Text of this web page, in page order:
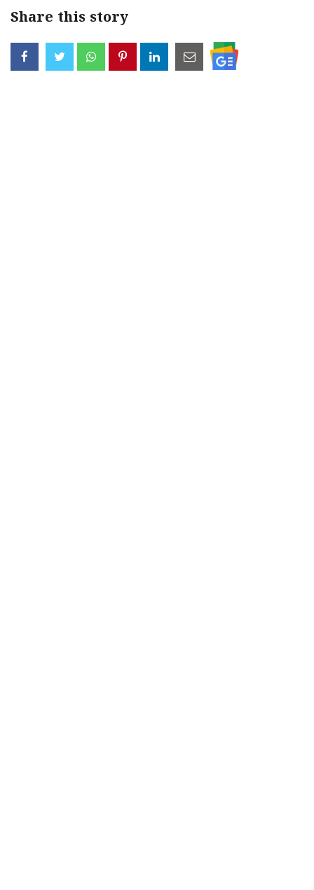
Share this story